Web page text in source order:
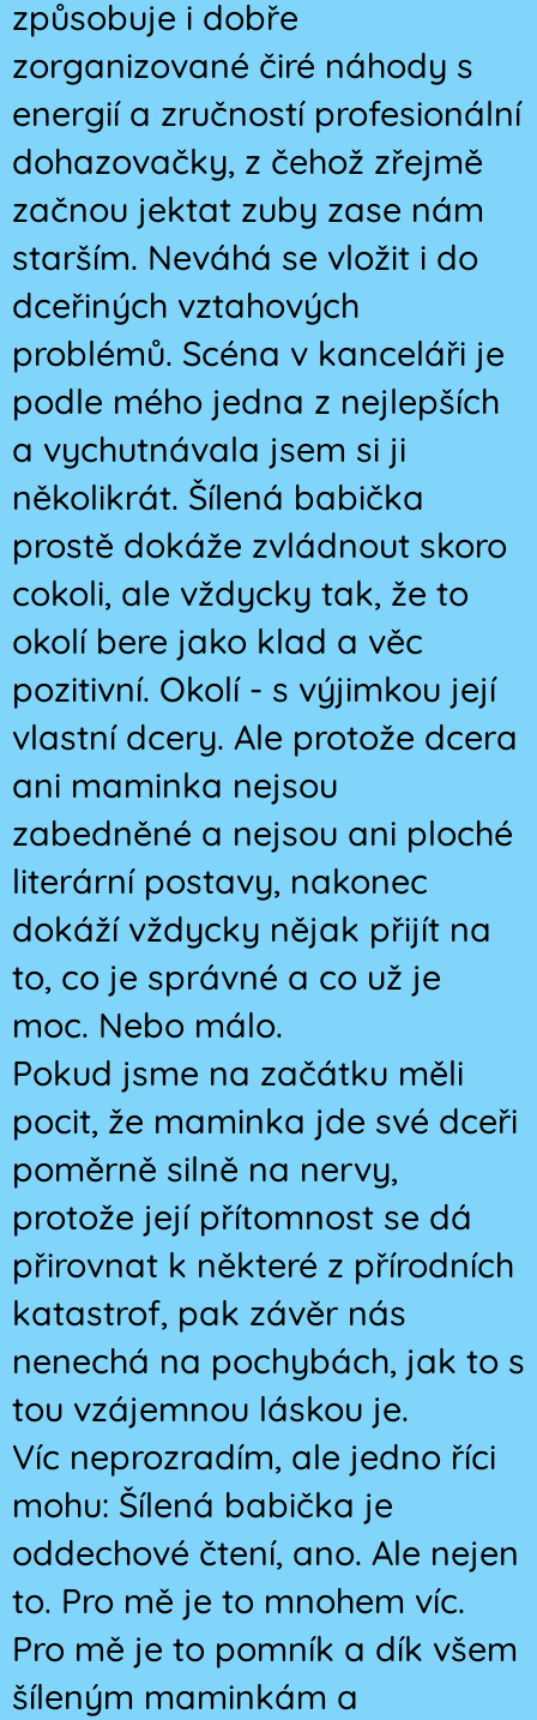
způsobuje i dobře
zorganizované čiré náhody s
energií a zručností profesionální
dohazovačky, z čehož zřejmě
začnou jektat zuby zase nám
starším. Neváhá se vložit i do
dceřiných vztahových
problémů. Scéna v kanceláři je
podle mého jedna z nejlepších
a vychutnávala jsem si ji
několikrát. Šílená babička
prostě dokáže zvládnout skoro
cokoli, ale vždycky tak, že to
okolí bere jako klad a věc
pozitivní. Okolí - s výjimkou její
vlastní dcery. Ale protože dcera
ani maminka nejsou
zabedněné a nejsou ani ploché
literární postavy, nakonec
dokáží vždycky nějak přijít na
to, co je správné a co už je
moc. Nebo málo.
Pokud jsme na začátku měli
pocit, že maminka jde své dceři
poměrně silně na nervy,
protože její přítomnost se dá
přirovnat k některé z přírodních
katastrof, pak závěr nás
nenechá na pochybách, jak to s
tou vzájemnou láskou je.
Víc neprozradím, ale jedno říci
mohu: Šílená babička je
oddechové čtení, ano. Ale nejen
to. Pro mě je to mnohem víc.
Pro mě je to pomník a dík všem
šíleným maminkám a